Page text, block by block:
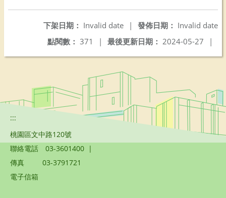
發佈日期： Invalid date
下架日期： Invalid date
|
最後更新日期： 2024-05-27 |
點閱數： 371 |
:::
桃園區文中路120號
聯絡電話
03-3601400 |
傳真
03-3791721
電子信箱